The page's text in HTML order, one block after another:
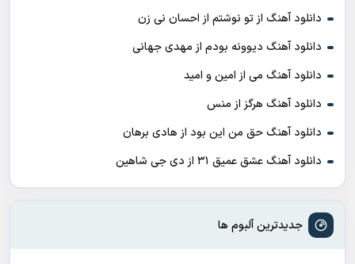
دانلود آهنگ از تو نوشتم از احسان نی زن
دانلود آهنگ دیوونه بودم از مهدی جهانی
دانلود آهنگ می از امین و امید
دانلود آهنگ هرگز از منس
دانلود آهنگ حق من این بود از هادی برهان
دانلود آهنگ عشق عمیق ۳۱ از دی جی شاهین
جدیدترین آلبوم ها